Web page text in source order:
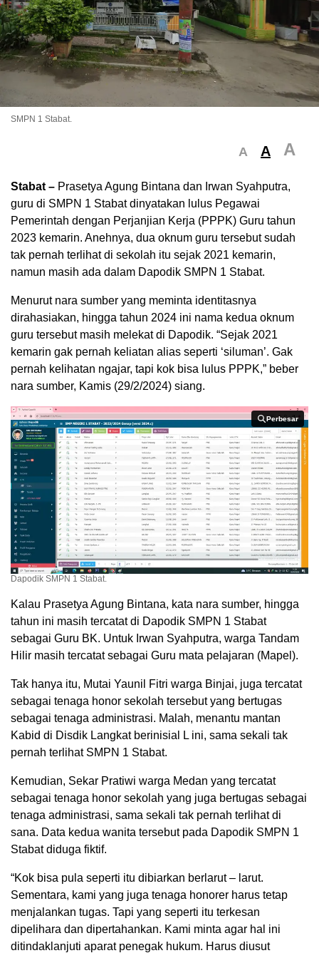
SMPN 1 Stabat.
A A A
Stabat – Prasetya Agung Bintana dan Irwan Syahputra,
guru di SMPN 1 Stabat dinyatakan lulus Pegawai
Pemerintah dengan Perjanjian Kerja (PPPK) Guru tahun
2023 kemarin. Anehnya, dua oknum guru tersebut sudah
tak pernah terlihat di sekolah itu sejak 2021 kemarin,
namun masih ada dalam Dapodik SMPN 1 Stabat.
Menurut nara sumber yang meminta identitasnya
dirahasiakan, hingga tahun 2024 ini nama kedua oknum
guru tersebut masih melekat di Dapodik. “Sejak 2021
kemarin gak pernah keliatan alias seperti ‘siluman’. Gak
pernah kelihatan ngajar, tapi kok bisa lulus PPPK,” beber
nara sumber, Kamis (29/2/2024) siang.
Perbesar
Perbesar
Dapodik SMPN 1 Stabat.
Kalau Prasetya Agung Bintana, kata nara sumber, hingga
tahun ini masih tercatat di Dapodik SMPN 1 Stabat
sebagai Guru BK. Untuk Irwan Syahputra, warga Tandam
Hilir masih tercatat sebagai Guru mata pelajaran (Mapel).
Tak hanya itu, Mutai Yaunil Fitri warga Binjai, juga tercatat
sebagai tenaga honor sekolah tersebut yang bertugas
sebagai tenaga administrasi. Malah, menantu mantan
Kabid di Disdik Langkat berinisial L ini, sama sekali tak
pernah terlihat SMPN 1 Stabat.
Kemudian, Sekar Pratiwi warga Medan yang tercatat
sebagai tenaga honor sekolah yang juga bertugas sebagai
tenaga administrasi, sama sekali tak pernah terlihat di
sana. Data kedua wanita tersebut pada Dapodik SMPN 1
Stabat diduga fiktif.
“Kok bisa pula seperti itu dibiarkan berlarut – larut.
Sementara, kami yang juga tenaga honorer harus tetap
menjalankan tugas. Tapi yang seperti itu terkesan
dipelihara dan dipertahankan. Kami minta agar hal ini
ditindaklanjuti aparat penegak hukum. Harus diusut